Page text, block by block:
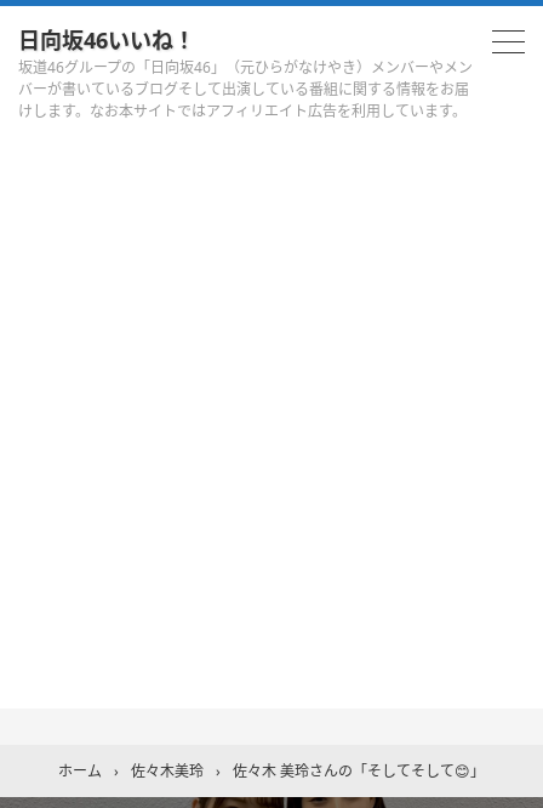
日向坂46いいね！
坂道46グループの「日向坂46」（元ひらがなけやき）メンバーやメン
バーが書いているブログそして出演している番組に関する情報をお届
けします。なお本サイトではアフィリエイト広告を利用しています。
ホーム › 佐々木美玲 › 佐々木 美玲さんの「そしてそして😊」